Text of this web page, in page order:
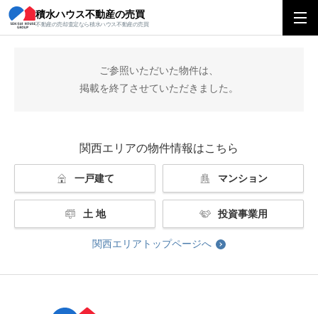
積水ハウス不動産の売買
不動産の売却査定なら積水ハウス不動産の売買
積水ハウス不動産の売買 関西エリアトップ
ご参照いただいた物件は、
掲載を終了させていただきました。
関西エリアの物件情報はこちら
一戸建て マンション
土 地 投資事業用
関西エリアトップページへ